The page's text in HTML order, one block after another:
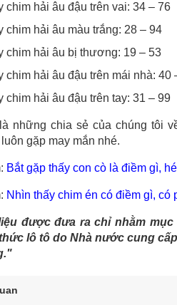
chim hải âu đậu trên vai: 34 – 76
chim hải âu màu trắng: 28 – 94
chim hải âu bị thương: 19 – 53
chim hải âu đậu trên mái nhà: 40
chim hải âu đậu trên tay: 31 – 99
những chia sẻ của chúng tôi
gặp may mắn nhé.
Bắt gặp thấy con cò là điềm gì,
Nhìn thấy chim én có điềm gì,
được đưa ra chỉ nhằm
lô tô do Nhà nước cung